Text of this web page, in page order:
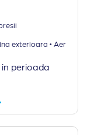
exterioara ·Aer
perioada